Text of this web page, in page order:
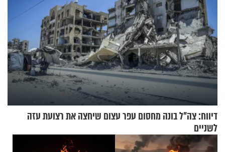
דיווח: צה"ל בונה מחסום עפר עצום שיחצה את רצועת עזה
לשניים